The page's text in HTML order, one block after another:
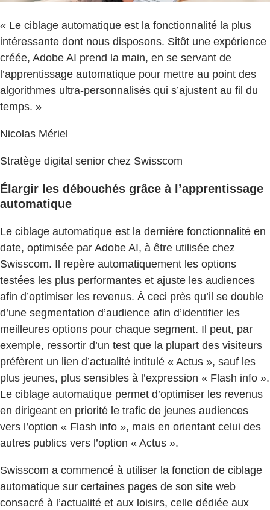
« Le ciblage automatique est la fonctionnalité la plus
intéressante dont nous disposons. Sitôt une expérience
créée, Adobe AI prend la main, en se servant de
l’apprentissage automatique pour mettre au point des
algorithmes ultra-personnalisés qui s’ajustent au fil du
temps. »
Nicolas Mériel
Stratège digital senior chez Swisscom
Élargir les débouchés grâce à l’apprentissage
automatique
Le ciblage automatique est la dernière fonctionnalité en
date, optimisée par Adobe AI, à être utilisée chez
Swisscom. Il repère automatiquement les options
testées les plus performantes et ajuste les audiences
afin d’optimiser les revenus. À ceci près qu’il se double
d’une segmentation d’audience afin d’identifier les
meilleures options pour chaque segment. Il peut, par
exemple, ressortir d’un test que la plupart des visiteurs
préfèrent un lien d’actualité intitulé « Actus », sauf les
plus jeunes, plus sensibles à l’expression « Flash info ».
Le ciblage automatique permet d’optimiser les revenus
en dirigeant en priorité le trafic de jeunes audiences
vers l’option « Flash info », mais en orientant celui des
autres publics vers l’option « Actus ».
Swisscom a commencé à utiliser la fonction de ciblage
automatique sur certaines pages de son site web
consacré à l’actualité et aux loisirs, celle dédiée aux